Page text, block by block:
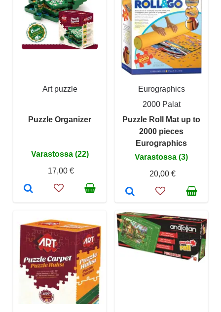
Art puzzle
Puzzle Organizer
Varastossa (22)
17,00 €
Eurographics
2000 Palat
Puzzle Roll Mat up to
2000 pieces
Eurographics
Varastossa (3)
20,00 €